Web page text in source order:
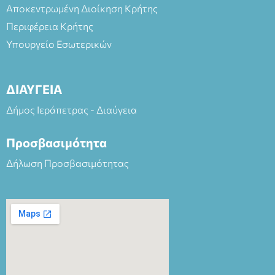
Αποκεντρωμένη Διοίκηση Κρήτης
Περιφέρεια Κρήτης
Υπουργείο Εσωτερικών
ΔΙΑΥΓΕΙΑ
Δήμος Ιεράπετρας - Διαύγεια
Προσβασιμότητα
Δήλωση Προσβασιμότητας